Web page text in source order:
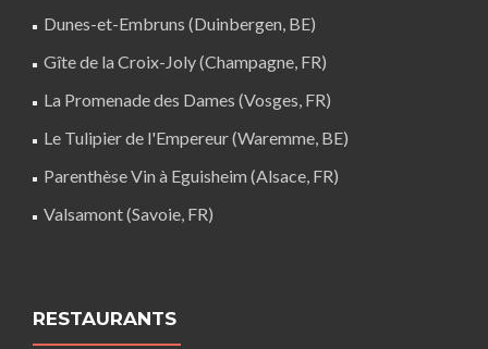
Dunes-et-Embruns (Duinbergen, BE)
Gîte de la Croix-Joly (Champagne, FR)
La Promenade des Dames (Vosges, FR)
Le Tulipier de l'Empereur (Waremme, BE)
Parenthèse Vin à Eguisheim (Alsace, FR)
Valsamont (Savoie, FR)
RESTAURANTS